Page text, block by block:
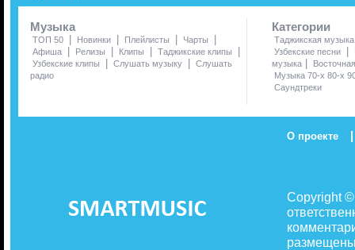
Музыка
ТОП 50 | Новинки | Плейлисты | Чарты |
Афиша | Релизы | Клипы | Таджикские клипы |
Узбекские клипы | Слушать музыку | Слушать
радио
Категории
Таджикская музыка
Узбекские песни
|
музыка |
Музыка 70-х 80-х
Саундтреки
О проекте |
Copyright
размещены